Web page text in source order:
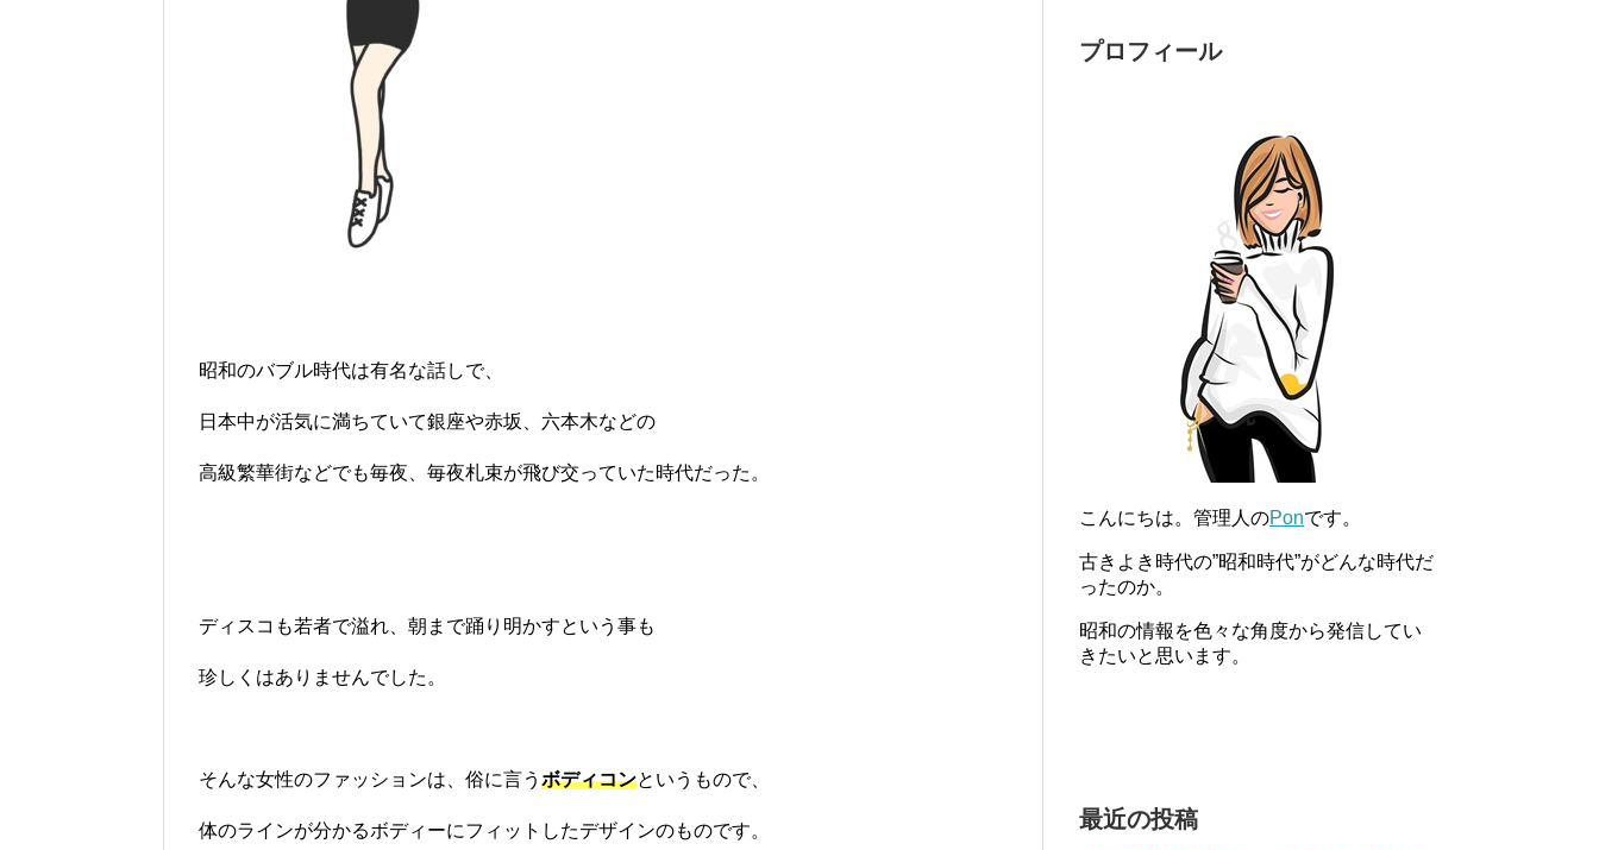
昭和のバブル時代は有名な話しで、
日本中が活気に満ちていて銀座や赤坂、六本木などの
高級繁華街などでも毎夜、毎夜札束が飛び交っていた時代だった。
ディスコも若者で溢れ、朝まで踊り明かすという事も
珍しくはありませんでした。
そんな女性のファッションは、俗に言う ボディコンというもので、
体のラインが分かるボディーにフィットしたデザインのものです。
プロフィール
こんにちは。管理人のPonです。
古きよき時代の”昭和時代”がどんな時代だ
ったのか。
昭和の情報を色々な角度から発信してい
きたいと思います。
最近の投稿